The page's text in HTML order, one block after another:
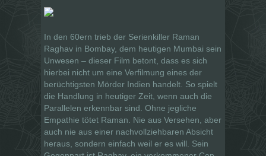
In den 60ern trieb der Serienkiller Raman
Raghav in Bombay, dem heutigen Mumbai sein
Unwesen – dieser Film betont, dass es sich
hierbei nicht um eine Verfilmung eines der
berüchtigsten Mörder Indien handelt. So spielt
die Handlung in heutiger Zeit, wenn auch die
Parallelen erkennbar sind. Ohne jegliche
Empathie tötet Raman. Nie aus Versehen, aber
auch nie aus einer nachvollziehbaren Absicht
heraus, sondern einfach weil er es will. Sein